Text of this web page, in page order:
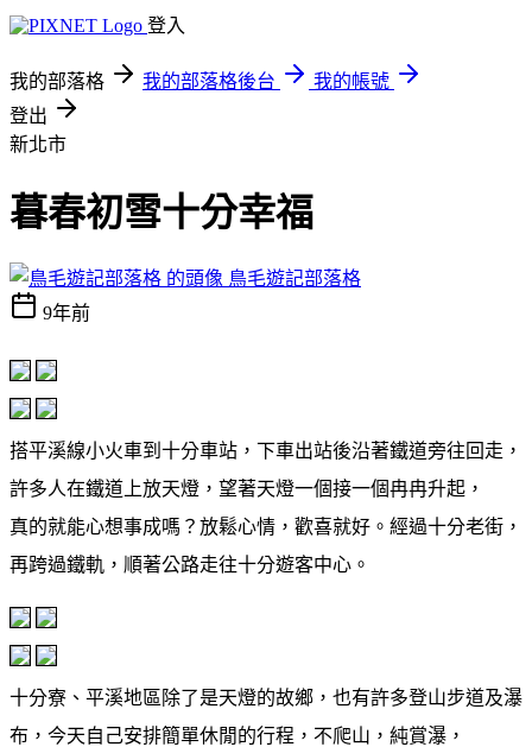
登入
我的部落格 我的部落格後台
我的帳號
登出
新北市
暮春初雪十分幸福
鳥毛遊記部落格
9年前
搭平溪線小火車到十分車站，下車出站後沿著鐵道旁往回走，
許多人在鐵道上放天燈，望著天燈一個接一個冉冉升起，
真的就能心想事成嗎？放鬆心情，歡喜就好。經過十分老街，
再跨過鐵軌，順著公路走往十分遊客中心。
十分寮、平溪地區除了是天燈的故鄉，也有許多登山步道及瀑
布，今天自己安排簡單休閒的行程，不爬山，純賞瀑，